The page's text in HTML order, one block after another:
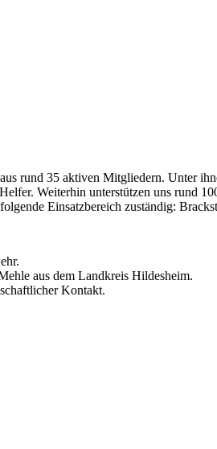
rund 35 aktiven Mitgliedern. Unter
Weiterhin unterstützen uns rund
Einsatzbereich zuständig:
aus dem Landkreis Hildesheim.
Kontakt.